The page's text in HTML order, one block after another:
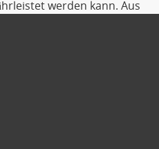
werden kann. Aus